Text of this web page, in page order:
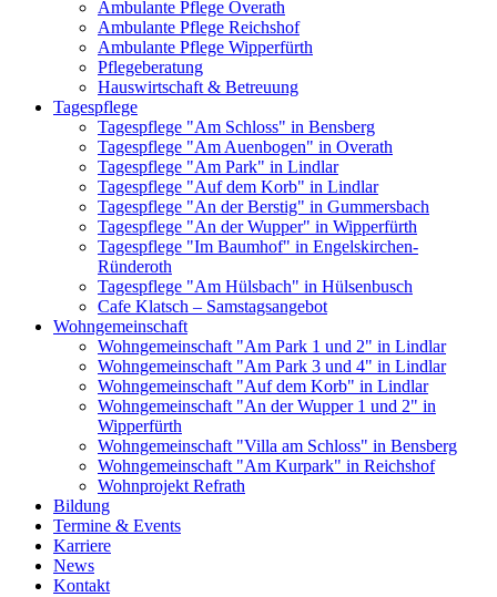
Ambulante Pflege Overath
Ambulante Pflege Reichshof
Ambulante Pflege Wipperfürth
Pflegeberatung
Hauswirtschaft & Betreuung
Tagespflege
Tagespflege "Am Schloss" in Bensberg
Tagespflege "Am Auenbogen" in Overath
Tagespflege "Am Park" in Lindlar
Tagespflege "Auf dem Korb" in Lindlar
Tagespflege "An der Berstig" in Gummersbach
Tagespflege "An der Wupper" in Wipperfürth
Tagespflege "Im Baumhof" in Engelskirchen-
Ründeroth
Tagespflege "Am Hülsbach" in Hülsenbusch
Cafe Klatsch – Samstagsangebot
Wohngemeinschaft
Wohngemeinschaft "Am Park 1 und 2" in Lindlar
Wohngemeinschaft "Am Park 3 und 4" in Lindlar
Wohngemeinschaft "Auf dem Korb" in Lindlar
Wohngemeinschaft "An der Wupper 1 und 2" in
Wipperfürth
Wohngemeinschaft "Villa am Schloss" in Bensberg
Wohngemeinschaft "Am Kurpark" in Reichshof
Wohnprojekt Refrath
Bildung
Termine & Events
Karriere
News
Kontakt